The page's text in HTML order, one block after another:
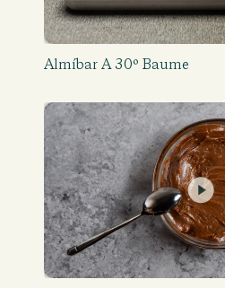
Almíbar A 30º Baume